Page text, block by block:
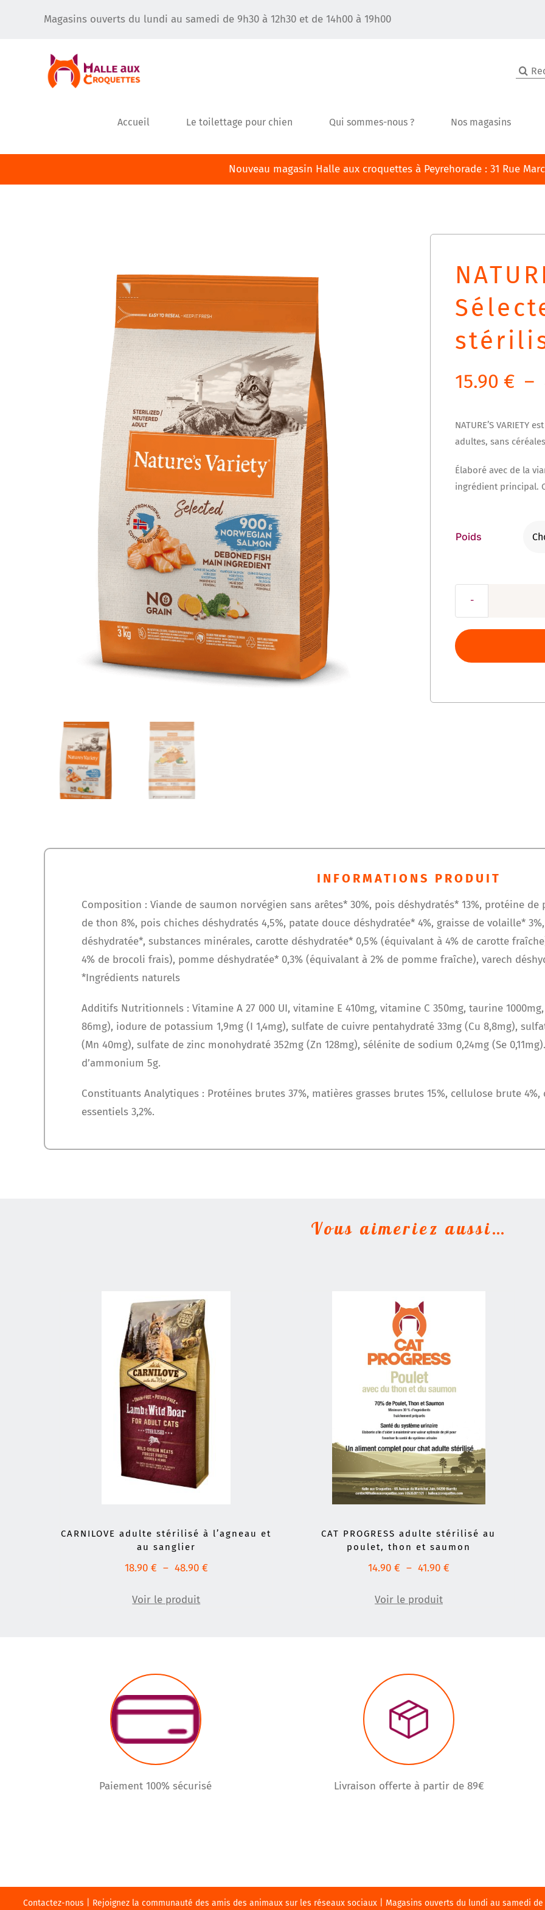
Magasins ouverts du lundi au samedi de 9h30 à 12h30 et de 14h00 à 19h00
Accueil Le toilettage pour chien Qui sommes-nous ? Nos magasins
Nouveau magasin Halle aux croquettes à Peyrehorade : 31 Rue
15.90 € –
NATURE’S
adultes, sans
Élaboré avec de la
ingrédient principal.
Poids
INFORMATIONS PRODUIT
Composition : Viande de saumon norvégien sans arêtes* 30%, pois déshydratés* 13%, protéine
de thon 8%, pois chiches déshydratés 4,5%, patate douce déshydratée* 4%, graisse de volaille*
déshydratée*, substances minérales, carotte déshydratée* 0,5% (équivalant à 4% de carotte
4% de brocoli frais), pomme déshydratée* 0,3% (équivalant à 2% de pomme fraîche), varech
*Ingrédients naturels
Additifs Nutritionnels : Vitamine A 27 000 UI, vitamine E 410mg, vitamine C 350mg, taurine
86mg), iodure de potassium 1,9mg (I 1,4mg), sulfate de cuivre pentahydraté 33mg (Cu 8,8mg),
(Mn 40mg), sulfate de zinc monohydraté 352mg (Zn 128mg), sélénite de sodium 0,24mg (Se
d’ammonium 5g.
Constituants Analytiques : Protéines brutes 37%, matières grasses brutes 15%, cellulose brute 4%,
essentiels 3,2%.
Vous aimeriez aussi…
CARNILOVE adulte stérilisé à l’agneau et
au sanglier
18.90 € – 48.90 €Plage
Voir le produit
CAT PROGRESS adulte stérilisé au
poulet, thon et saumon
14.90 € – 41.90 €Plage
Voir le produit
Paiement 100% sécurisé Livraison offerte à partir de 89€
Contactez-nous | Rejoignez la communauté des amis des animaux sur les réseaux sociaux | Magasins ouverts du lundi au samedi